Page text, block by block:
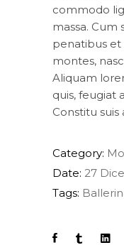
commodo
massa. Cum
penatibus et
montes,
Aliquam
quis, feugiat
Constitu suis
Category:
Date: 27
Tags: